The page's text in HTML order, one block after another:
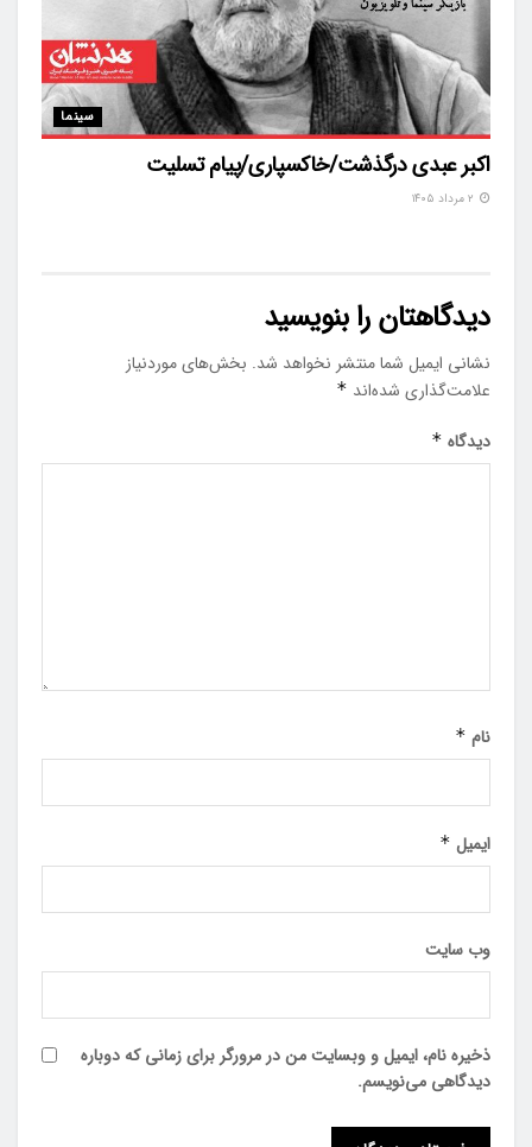
سینما
اکبر عبدی درگذشت/خاکسپاری/پیام تسلیت
دیدگاهتان را بنویسید
نشانی ایمیل شما منتشر نخواهد شد. بخش‌های موردنیاز
علامت‌گذاری شده‌اند *
دیدگاه *
نام *
ایمیل *
وب‌ سایت
ذخیره نام، ایمیل و وبسایت من در مرورگر برای زمانی که دوباره
دیدگاهی می‌نویسم.